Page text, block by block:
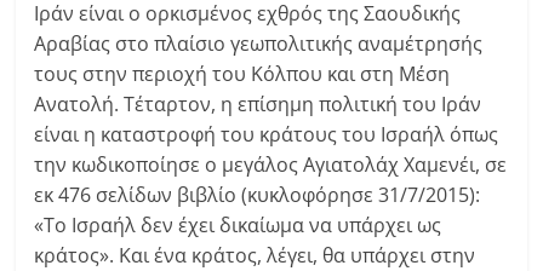
Ιράν είναι ο ορκισμένος εχθρός της Σαουδικής
Αραβίας στο πλαίσιο γεωπολιτικής αναμέτρησής
τους στην περιοχή του Κόλπου και στη Μέση
Ανατολή. Τέταρτον, η επίσημη πολιτική του Ιράν
είναι η καταστροφή του κράτους του Ισραήλ όπως
την κωδικοποίησε ο μεγάλος Αγιατολάχ Χαμενέι, σε
εκ 476 σελίδων βιβλίο (κυκλοφόρησε 31/7/2015):
«Το Ισραήλ δεν έχει δικαίωμα να υπάρχει ως
κράτος». Και ένα κράτος, λέγει, θα υπάρχει στην